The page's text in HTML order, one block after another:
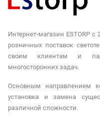
Интернет-магазин ESTORP с
розничных поставок
своим клиентам и
многосторонних задач.
Основным направлением
установка и замена
различной сложности.